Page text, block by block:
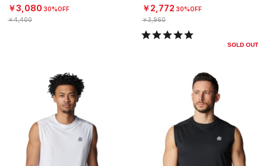
ール/MEN）
￥3,080 30%OFF
￥4,400
N）
￥2,772 30%OFF
￥3,960
SOLD OUT